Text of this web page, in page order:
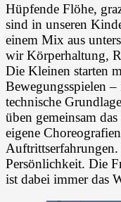
Hüpfende Flöhe,
sind in unseren
einem Mix aus
wir Körperhaltung,
Die Kleinen starten
Bewegungsspielen
technische
üben gemeinsam
eigene
Persönlichkeit. Die
ist dabei immer das